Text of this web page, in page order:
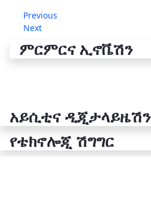
Previous
Next
ምርምርና ኢኖቬሽን
አይሲቲና ዲጂታላይዜሽን
የቴክኖሎጂ ሽግግር